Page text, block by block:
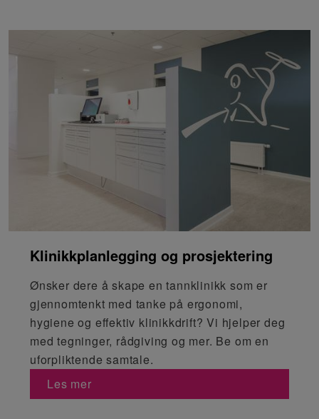
Klinikkplanlegging og prosjektering
Ønsker dere å skape en tannklinikk som er
gjennomtenkt med tanke på ergonomi,
hygiene og effektiv klinikkdrift? Vi hjelper deg
med tegninger, rådgiving og mer. Be om en
uforpliktende samtale.
Les mer